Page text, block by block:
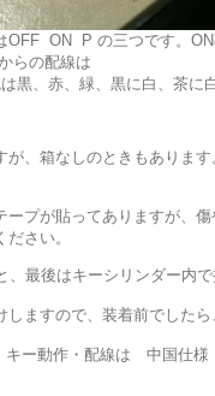
OFF ON P の三つです。ON
らの配線は
黒、赤、緑、黒に白、茶に
が、箱なしのときもありま
プが貼ってありますが、
さい。
、最後はキーシリンダー内
しますので、装着前でしたら
キー動作・配線は 中国仕